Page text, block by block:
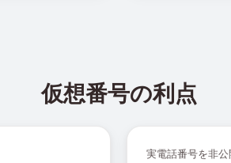
仮想番号の利点
実電話番号を非